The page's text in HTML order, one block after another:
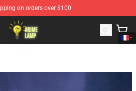
on orders over $100
- The Best Store of Anime Lamp